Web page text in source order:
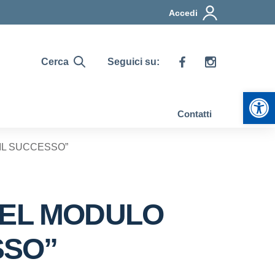
Accedi
Cerca Seguici su:
Contatti
SUCCESSO”
MODULO